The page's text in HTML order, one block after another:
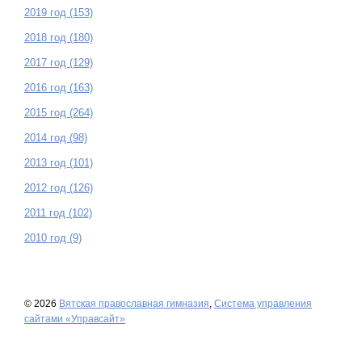
2019 год (153)
2018 год (180)
2017 год (129)
2016 год (163)
2015 год (264)
2014 год (98)
2013 год (101)
2012 год (126)
2011 год (102)
2010 год (9)
© 2026 Вятская православная гимназия Система управления
сайтами «Управсайт»